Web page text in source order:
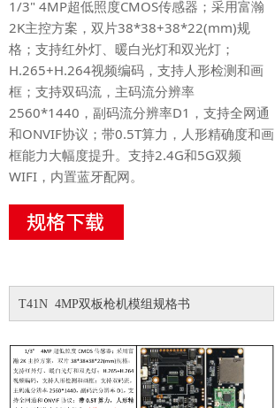
1/3" 4MP超低照度CMOS传感器；采用富瀚
2K主控方案，双片38*38+38*22(mm)规
格；支持红外灯、暖白光灯和双光灯；
H.265+H.264视频编码，支持人形检测和画
框；支持双码流，主码流分辨率
2560*1440，副码流分辨率D1，支持全网通
和ONVIF协议；带0.5T算力，人形精确度和画
框能力大幅度提升。支持2.4G和5G双频
WIFI，内置蓝牙配网。
T41N 4MP双板枪机模组规格书